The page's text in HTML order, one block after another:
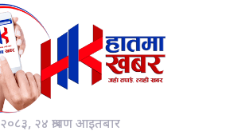
२०८३, २४ श्रावण आइतबार